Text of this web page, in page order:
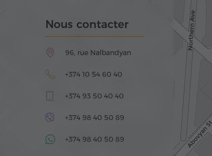
Nous contacter
96, rue Nalbandyan
+374 10 54 60 40
+374 93 50 40 40
+374 98 40 50 89
+374 98 40 50 89